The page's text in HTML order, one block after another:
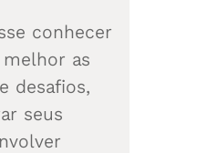
conhecer
as
desafios,
seus